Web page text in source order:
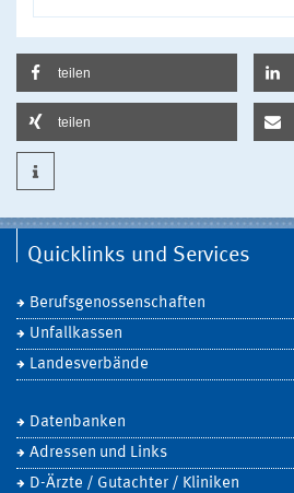
teilen
teilen
Quicklinks und Services
Berufsgenossenschaften
Unfallkassen
Landesverbände
Datenbanken
Adressen und Links
D-Ärzte / Gutachter / Kliniken